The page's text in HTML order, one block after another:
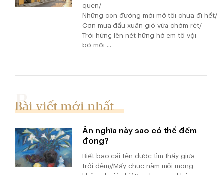
quen/
Những con đường mới mở tôi chưa đi hết/
Cơn mưa đầu xuân gió vừa chớm rét/
Trời hừng lên nét hững hờ em tô vội
bờ môi ...
Bài viết mới nhất
Ân nghĩa này sao có thể đếm
đong?
Biết bao cái tên được tìm thấy giữa
trời đêm//Mấy chục năm mỏi mong